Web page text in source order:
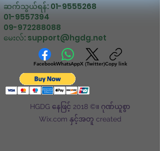
ဆက်သွယ်ရန်:01-9555268
01-9557394
09-972288088
မေးလ်: support@hgdg.net
FacebookWhatsAppX (Twitter)Copy link
HGDG နေဖြင့် 2018 ©။ ဂုဏ်ယူစွာ
Wix.com နှင့်အတူ created